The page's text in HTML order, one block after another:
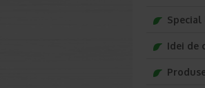
Special
Idei de